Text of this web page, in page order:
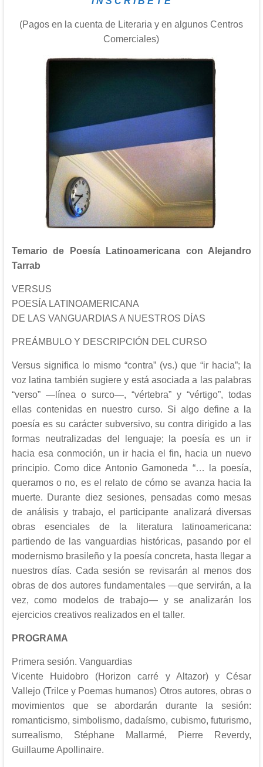
(Pagos en la cuenta de Literaria y en algunos Centros
Comerciales)
Temario de Poesía Latinoamericana con Alejandro
Tarrab
VERSUS
POESÍA LATINOAMERICANA
DE LAS VANGUARDIAS A NUESTROS DÍAS
PREÁMBULO Y DESCRIPCIÓN DEL CURSO
Versus significa lo mismo “contra” (vs.) que “ir hacia”; la
voz latina también sugiere y está asociada a las palabras
“verso” —línea o surco—, “vértebra” y “vértigo”, todas
ellas contenidas en nuestro curso. Si algo define a la
poesía es su carácter subversivo, su contra dirigido a las
formas neutralizadas del lenguaje; la poesía es un ir
hacia esa conmoción, un ir hacia el fin, hacia un nuevo
principio. Como dice Antonio Gamoneda “… la poesía,
queramos o no, es el relato de cómo se avanza hacia la
muerte. Durante diez sesiones, pensadas como mesas
de análisis y trabajo, el participante analizará diversas
obras esenciales de la literatura latinoamericana:
partiendo de las vanguardias históricas, pasando por el
modernismo brasileño y la poesía concreta, hasta llegar a
nuestros días. Cada sesión se revisarán al menos dos
obras de dos autores fundamentales —que servirán, a la
vez, como modelos de trabajo— y se analizarán los
ejercicios creativos realizados en el taller.
PROGRAMA
Primera sesión. Vanguardias
Vicente Huidobro (Horizon carré y Altazor) y César
Vallejo (Trilce y Poemas humanos) Otros autores, obras o
movimientos que se abordarán durante la sesión:
romanticismo, simbolismo, dadaísmo, cubismo, futurismo,
surrealismo, Stéphane Mallarmé, Pierre Reverdy,
Guillaume Apollinaire.